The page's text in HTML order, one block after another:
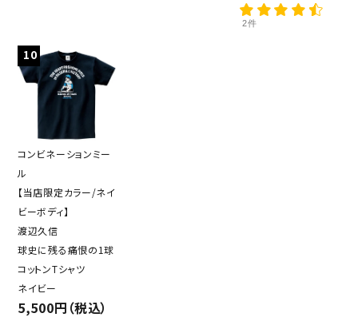
2件
10
コンビネーションミー
ル
【当店限定カラー/ネイ
ビーボディ】
渡辺久信
球史に残る痛恨の1球
コットンTシャツ
ネイビー
5,500円（税込）